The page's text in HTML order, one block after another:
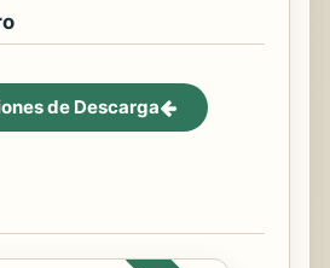
de Descarga